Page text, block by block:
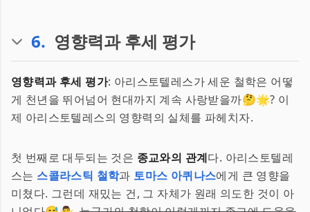
6. 영향력과 후세 평가
영향력과 후세 평가: 아리스토텔레스가 세운 철학은 어떻
게 천년을 뛰어넘어 현대까지 계속 사랑받을까🤔🌟? 이
제 아리스토텔레스의 영향력의 실체를 파헤치자.
첫 번째로 대두되는 것은 종교와의 관계다. 아리스토텔레
스는 스콜라스틱 철학과 토마스 아퀴나스에게 큰 영향을
미쳤다. 그런데 재밌는 건, 그 자체가 원래 의도한 것이 아